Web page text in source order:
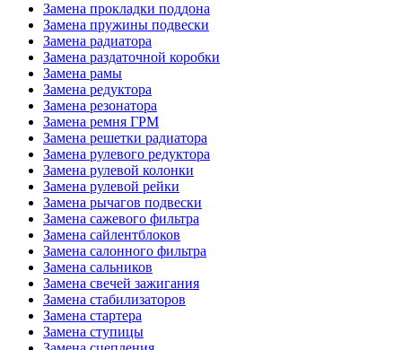
Замена прокладки поддона
Замена пружины подвески
Замена радиатора
Замена раздаточной коробки
Замена рамы
Замена редуктора
Замена резонатора
Замена ремня ГРМ
Замена решетки радиатора
Замена рулевого редуктора
Замена рулевой колонки
Замена рулевой рейки
Замена рычагов подвески
Замена сажевого фильтра
Замена сайлентблоков
Замена салонного фильтра
Замена сальников
Замена свечей зажигания
Замена стабилизаторов
Замена стартера
Замена ступицы